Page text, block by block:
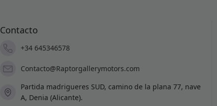
Contacto
+34 645346578
Contacto@Raptorgallerymotors.com
Partida madrigueres SUD, camino de la plana 77, nave
A, Denia (Alicante).